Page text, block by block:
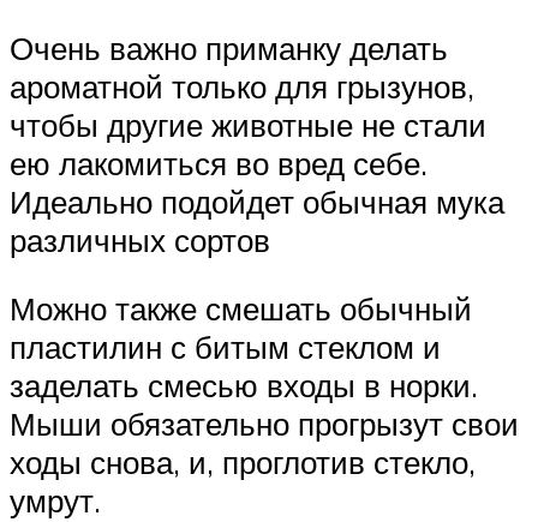
Очень важно приманку делать
ароматной только для грызунов,
чтобы другие животные не стали
ею лакомиться во вред себе.
Идеально подойдет обычная мука
различных сортов
Можно также смешать обычный
пластилин с битым стеклом и
заделать смесью входы в норки.
Мыши обязательно прогрызут свои
ходы снова, и, проглотив стекло,
умрут.